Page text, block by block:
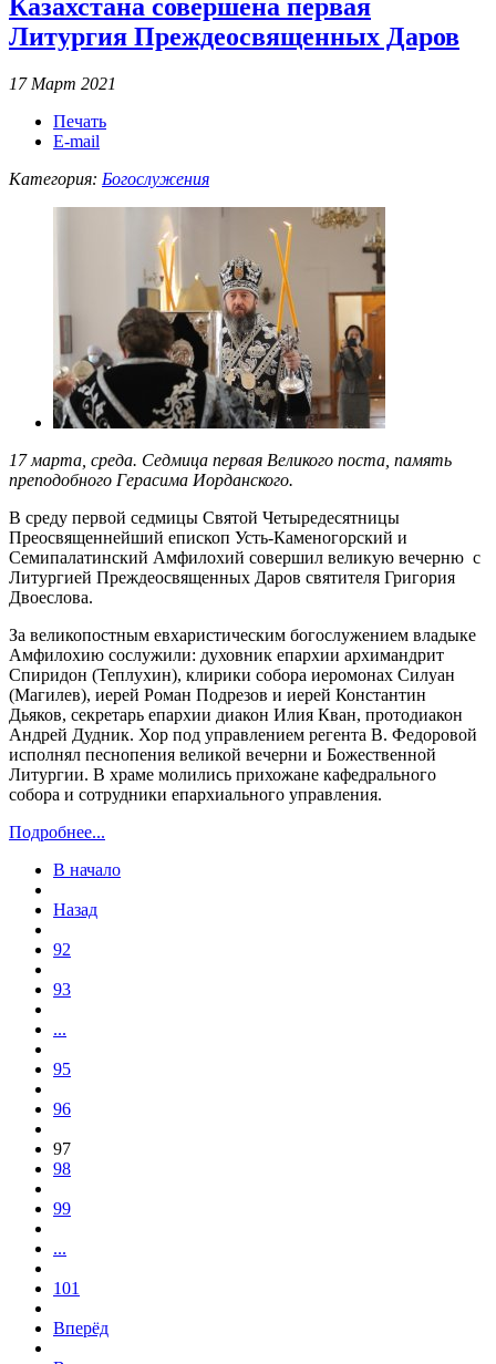
Казахстана совершена первая
Литургия Преждеосвященных Даров
17 Март 2021
Печать
E-mail
Категория: Богослужения
17 марта, среда. Седмица первая Великого поста, память
преподобного Герасима Иорданского.
В среду первой седмицы Святой Четыредесятницы
Преосвященнейший епископ Усть-Каменогорский и
Семипалатинский Амфилохий совершил великую вечерню с
Литургией Преждеосвященных Даров святителя Григория
Двоеслова.
За великопостным евхаристическим богослужением владыке
Амфилохию сослужили: духовник епархии архимандрит
Спиридон (Теплухин), клирики собора иеромонах Силуан
(Магилев), иерей Роман Подрезов и иерей Константин
Дьяков, секретарь епархии диакон Илия Кван, протодиакон
Андрей Дудник. Хор под управлением регента В. Федоровой
исполнял песнопения великой вечерни и Божественной
Литургии. В храме молились прихожане кафедрального
собора и сотрудники епархиального управления.
Подробнее...
В начало
Назад
92
93
...
95
96
97
98
99
...
101
Вперёд